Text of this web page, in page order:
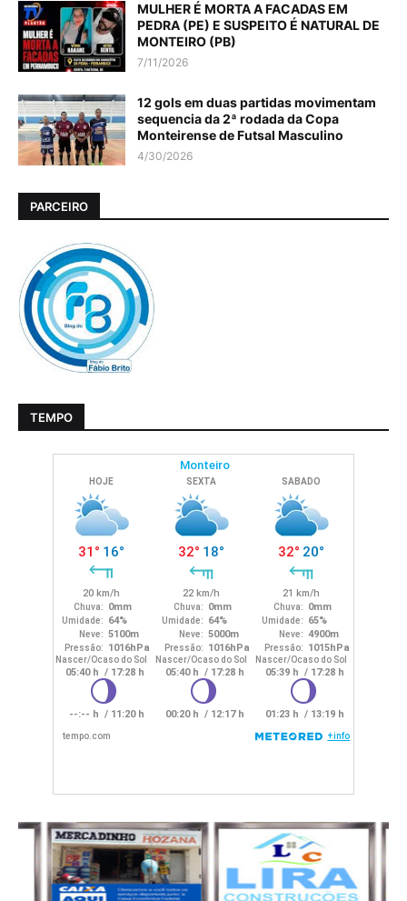
MULHER É MORTA A FACADAS EM
PEDRA (PE) E SUSPEITO É NATURAL DE
MONTEIRO (PB)
7/11/2026
12 gols em duas partidas movimentam
sequencia da 2ª rodada da Copa
Monteirense de Futsal Masculino
4/30/2026
PARCEIRO
TEMPO